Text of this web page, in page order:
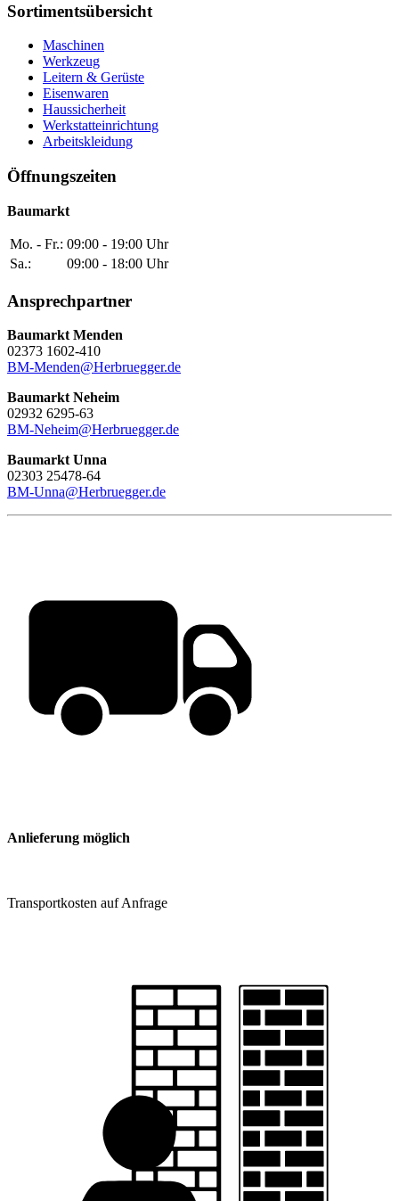
Sortimentsübersicht
Maschinen
Werkzeug
Leitern & Gerüste
Eisenwaren
Haussicherheit
Werkstatteinrichtung
Arbeitskleidung
Öffnungszeiten
Baumarkt
Mo. - Fr.: 09:00 - 19:00 Uhr
Sa.:
09:00 - 18:00 Uhr
Ansprechpartner
Baumarkt Menden
02373 1602-410
BM-Menden@Herbruegger.de
Baumarkt Neheim
02932 6295-63
BM-Neheim@Herbruegger.de
Baumarkt Unna
02303 25478-64
BM-Unna@Herbruegger.de
Anlieferung möglich
Transportkosten auf Anfrage